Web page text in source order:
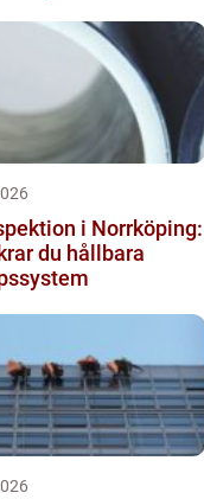
i Norrköping:
du hållbara